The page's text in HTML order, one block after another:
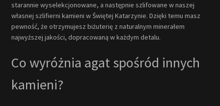
starannie wyselekcjonowane, a następnie szlifowane w naszej
własnej szlifierni kamieni w Świętej Katarzynie. Dzięki temu masz
pewność, że otrzymujesz biżuterię z naturalnym minerałem
najwyższej jakości, dopracowaną w każdym detalu.
Co wyróżnia agat spośród innych
kamieni?